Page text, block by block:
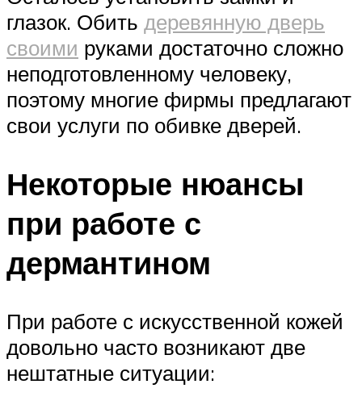
глазок. Обить деревянную дверь
своими руками достаточно сложно
неподготовленному человеку,
поэтому многие фирмы предлагают
свои услуги по обивке дверей.
Некоторые нюансы
при работе с
дермантином
При работе с искусственной кожей
довольно часто возникают две
нештатные ситуации: